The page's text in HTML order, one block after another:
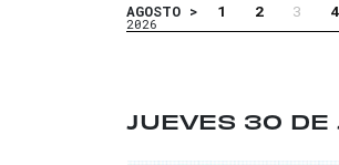
AGOSTO >
2026
1 2 3 4
JUEVES 30 DE